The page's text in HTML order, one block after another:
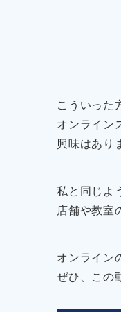
こういった
オンライン
興味はあり
私と同じよ
店舗や教室
オンライン
ぜひ、この